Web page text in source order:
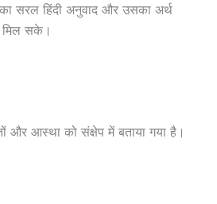
सरल हिंदी अनुवाद और उसका अर्थ
मिल सके।
और आस्था को संक्षेप में बताया गया है।